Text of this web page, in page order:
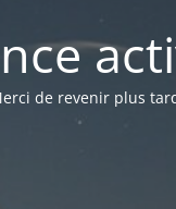
de revenir plus